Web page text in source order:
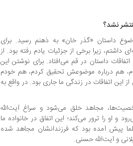
نشد؟
داستان «گذر خان» به ذهنم رسید. برای
زیرا برخی از جزئیات یادم رفته بود. از
داستان در قم می‌افتاد. برای نوشتن این
هم درباره موضوعش تحقیق کردم، هم خودم
این اتفاقات در زندگی ما جاری بود. در واقع به
مجاهد خلق می‌شود و سراغ آیت‌الله
او را ترور می‌کند؛ این اتفاق در خانواده ما
پیش آمده بود که فرزندانشان مجاهد شده
و آیت‌الله حسنی.